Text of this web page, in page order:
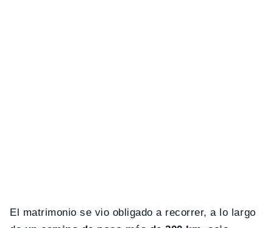
El matrimonio se vio obligado a recorrer, a lo largo